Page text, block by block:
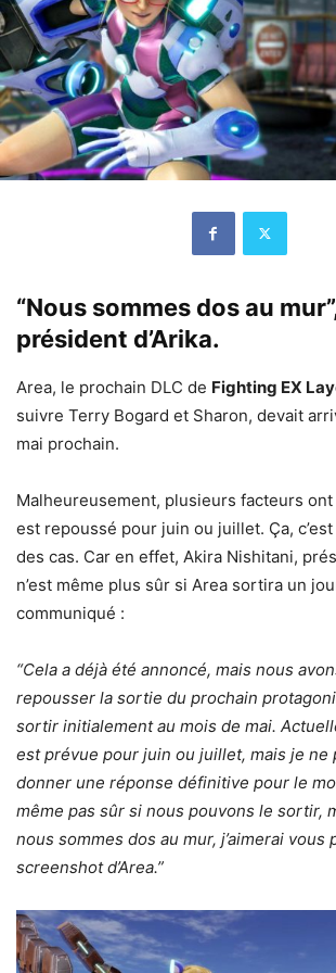
“Nous sommes dos au
président d’Arika.
Area, le prochain DLC de Fighting EX
suivre Terry Bogard et Sharon, devait
mai prochain.
Malheureusement, plusieurs facteurs ont
est repoussé pour juin ou juillet. Ça,
des cas. Car en effet, Akira Nishitani,
n’est même plus sûr si Area sortira un
communiqué :
“Cela a déjà été annoncé, mais nous
repousser la sortie du prochain
sortir initialement au mois de mai.
est prévue pour juin ou juillet, mais je ne
donner une réponse définitive pour le
même pas sûr si nous pouvons le sortir,
nous sommes dos au mur, j’aimerai vous
screenshot d’Area.”